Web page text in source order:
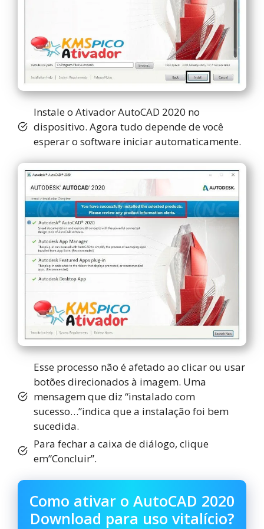
Instale o Ativador AutoCAD 2020 no
dispositivo. Agora tudo depende de você
esperar o software iniciar automaticamente.
Esse processo não é afetado ao clicar ou usar
botões direcionados à imagem. Uma
mensagem que diz “instalado com
sucesso…”indica que a instalação foi bem
sucedida.
Para fechar a caixa de diálogo, clique
em”Concluir”.
Como ativar o AutoCAD 2020
Download para uso vitalício?